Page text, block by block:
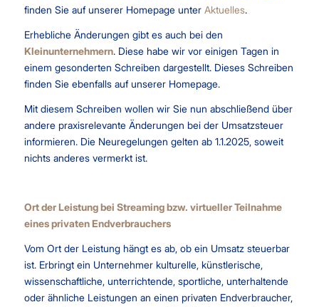
finden Sie auf unserer Homepage unter Aktuelles.
Erhebliche Änderungen gibt es auch bei den
Kleinunternehmern. Diese habe wir vor einigen Tagen in
einem gesonderten Schreiben dargestellt. Dieses Schreiben
finden Sie ebenfalls auf unserer Homepage.
Mit diesem Schreiben wollen wir Sie nun abschließend über
andere praxisrelevante Änderungen bei der Umsatzsteuer
informieren. Die Neuregelungen gelten ab 1.1.2025, soweit
nichts anderes vermerkt ist.
Ort der Leistung bei Streaming bzw. virtueller Teilnahme
eines privaten Endverbrauchers
Vom Ort der Leistung hängt es ab, ob ein Umsatz steuerbar
ist. Erbringt ein Unternehmer kulturelle, künstlerische,
wissenschaftliche, unterrichtende, sportliche, unterhaltende
oder ähnliche Leistungen an einen privaten Endverbraucher,